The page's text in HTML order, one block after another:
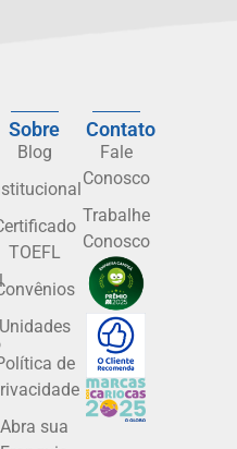
Sobre
Blog
TOEFL
Unidades
de
Abra sua
Contato
Fale
Conosco
Trabalhe
Conosco